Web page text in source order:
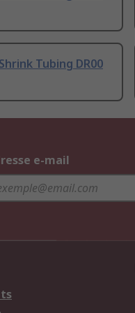
Tubing DR00
e-mail